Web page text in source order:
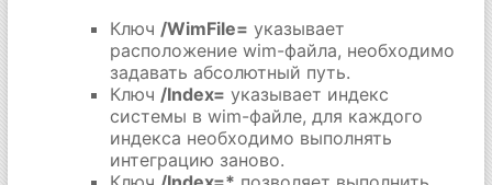
Ключ /WimFile= указывает
расположение wim-файла, необходимо
задавать абсолютный путь.
Ключ /Index= указывает индекс
системы в wim-файле, для каждого
индекса необходимо выполнять
интеграцию заново.